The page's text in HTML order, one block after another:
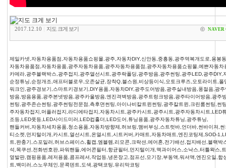
2017.12.10 지도 크게 보기 ⓒ NAVER
제일카넷,자동차용품점,자동차용품쇼핑몰,광주,자동차DIY,신안동,중흥동,광주역복개도로,용봉
자동차용품점,자동차용품,광주자동차용품,광주자동차용품점,광주자동차용품쇼핑몰,예쁜자동
카메라,광주블랙박스,광주접지,광주열선시트,광주락폴딩,광주방음,광주썬팅,광주LED,광주
순정튜닝,순정개조,애프터블로우,오존살균,장착Q,블스원,비상등이식,오토크루즈,오토라이트,
워크인,광주경보기,스마트키경보기,DIY용품,자동차DIY,광주도어방음,광주실내방음,풍절음,광
방음,방음용품,광주본넷방음,광주카울방음,엔진격벽방음,광주트렁크방음,광주타이어방음,광주
썬팅,광주존슨썬팅,광주썬팅전문점,측후면썬팅,아이나비칼트윈썬팅,광주칼트윈,크린룸썬팅,썬
주자동차접지,머플러접지,라디에타접지,자동차시트,광주카시트,광주시트,광주자동차시트
조등,LED풋등,LED사이드미러,LED컵홀더,LED도어,튜닝용품,광주자동차튜닝,광주튜닝,
핸들커버,자동차세차용품,청소용품,자동차방향제,허브링,맴버부싱,스트럿바,언더바,썬바이져,
티소켓,먼지털이개,카시트,열선시트,온열시트,시트커버,카매트,자동차매트,엔진코팅제,SOD-
트,완충기,스포일러,허브스페이스,휠캡,엠블렘,리모콘,크락션,에어혼,전기배선,접지배선,블랙
석,목쿠션,전화번호판,파워핸들,에어콘필터,항균필터,먼지털이개,맥과이어스,소낙스,터틀왁스,
옆발판,캠핑용품,레저용품,콤프레셔,작업등,냉온장고,점프선,모기장,부동액,워셔액,엔진오일,
트,백미러,스노우체인,문콕덴트,도색,광택코팅,유리막코팅